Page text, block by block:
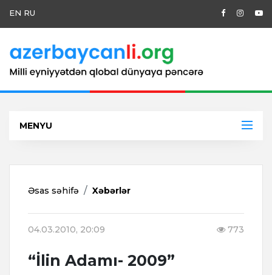
EN RU
MENYU
Əsas səhifə Xəbərlər
04.03.2010, 20:09 773
“İlin Adamı- 2009”